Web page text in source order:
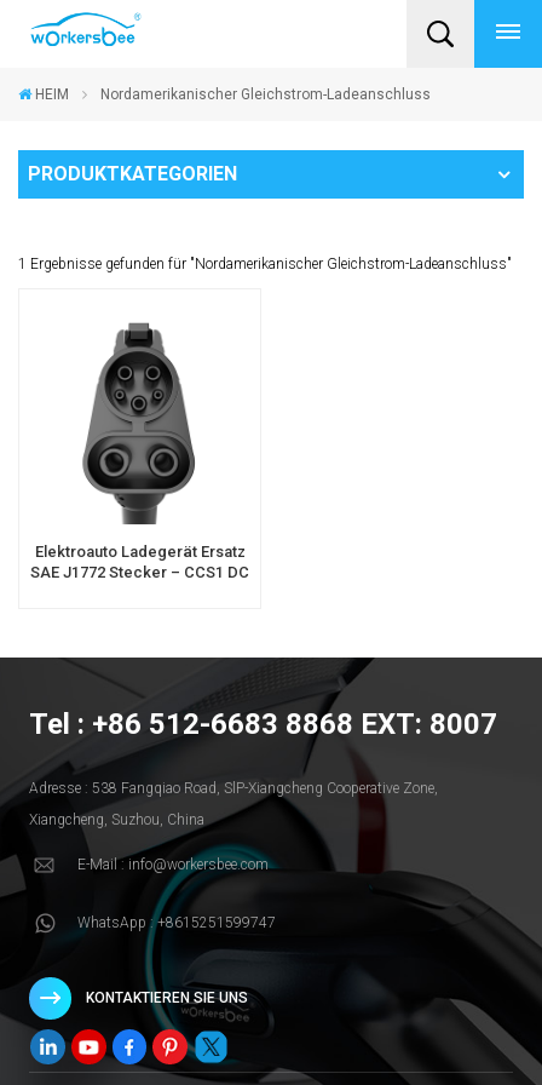
HEIM Nordamerikanischer Gleichstrom-Ladeanschluss
PRODUKTKATEGORIEN
1 Ergebnisse gefunden für "Nordamerikanischer Gleichstrom-Ladeanschluss"
Elektroauto Ladegerät Ersatz
SAE J1772 Stecker – CCS1 DC
Tel : +86 512-6683 8868 EXT: 8007
Adresse : 538 Fangqiao Road, SlP-Xiangcheng Cooperative Zone,
Xiangcheng, Suzhou, China
E-Mail : info@workersbee.com
WhatsApp : +8615251599747
KONTAKTIEREN SIE UNS